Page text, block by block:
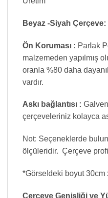
Beyaz -Siyah Çerçeve:
Ön Koruması : Parlak
malzemeden yapılmış
oranla %80 daha
vardır.
Askı bağlantısı :
çerçeveleriniz kolayca
Not: Seçeneklerde
ölçüleridir. Çerçeve profil
*Görseldeki boyut 30cm
Çerçeve Genişliği ve